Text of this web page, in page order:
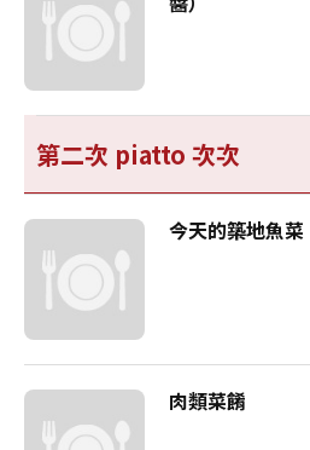
第二次 piatto 次次
今天的築地魚菜
肉類菜餚